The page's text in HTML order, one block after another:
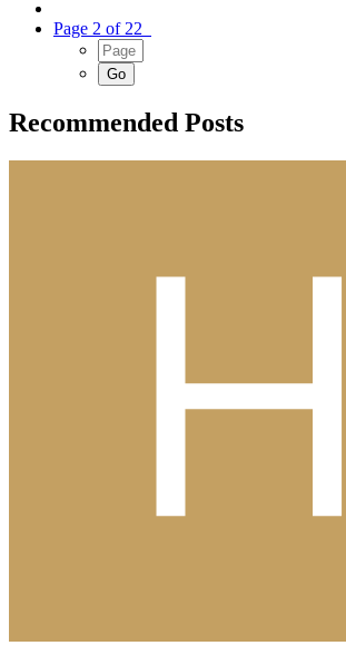
Page 2 of 22
Recommended Posts